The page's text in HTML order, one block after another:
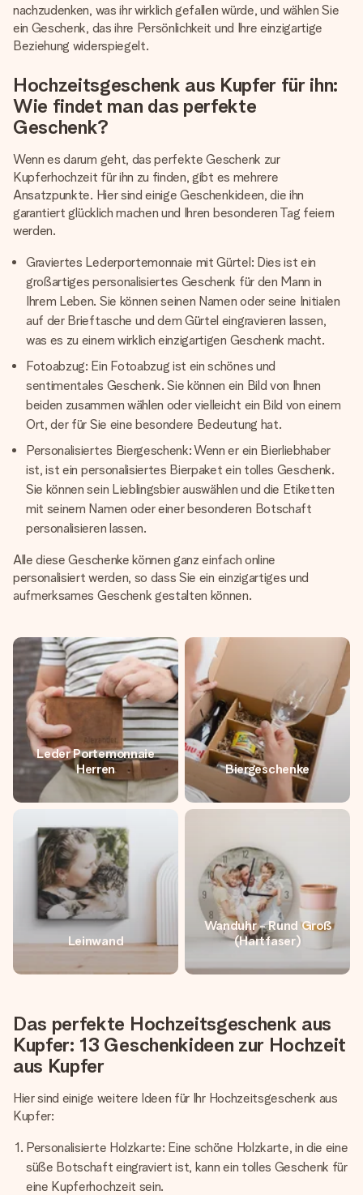
nachzudenken, was ihr wirklich gefallen würde, und wählen Sie
ein Geschenk, das ihre Persönlichkeit und Ihre einzigartige
Beziehung widerspiegelt.
Hochzeitsgeschenk aus Kupfer für ihn:
Wie findet man das perfekte
Geschenk?
Wenn es darum geht, das perfekte Geschenk zur
Kupferhochzeit für ihn zu finden, gibt es mehrere
Ansatzpunkte. Hier sind einige Geschenkideen, die ihn
garantiert glücklich machen und Ihren besonderen Tag feiern
werden.
Graviertes Lederportemonnaie mit Gürtel: Dies ist ein
großartiges personalisiertes Geschenk für den Mann in
Ihrem Leben. Sie können seinen Namen oder seine Initialen
auf der Brieftasche und dem Gürtel eingravieren lassen,
was es zu einem wirklich einzigartigen Geschenk macht.
Fotoabzug: Ein Fotoabzug ist ein schönes und
sentimentales Geschenk. Sie können ein Bild von Ihnen
beiden zusammen wählen oder vielleicht ein Bild von einem
Ort, der für Sie eine besondere Bedeutung hat.
Personalisiertes Biergeschenk: Wenn er ein Bierliebhaber
ist, ist ein personalisiertes Bierpaket ein tolles Geschenk.
Sie können sein Lieblingsbier auswählen und die Etiketten
mit seinem Namen oder einer besonderen Botschaft
personalisieren lassen.
Alle diese Geschenke können ganz einfach online
personalisiert werden, so dass Sie ein einzigartiges und
aufmerksames Geschenk gestalten können.
Leder Portemonnaie
Herren
Biergeschenke
Leinwand
Wanduhr - Rund Groß
(Hartfaser)
Das perfekte Hochzeitsgeschenk aus
Kupfer: 13 Geschenkideen zur Hochzeit
aus Kupfer
Hier sind einige weitere Ideen für Ihr Hochzeitsgeschenk aus
Kupfer:
Personalisierte Holzkarte: Eine schöne Holzkarte, in die eine
süße Botschaft eingraviert ist, kann ein tolles Geschenk für
eine Kupferhochzeit sein.